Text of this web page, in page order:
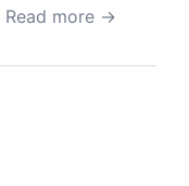
Read more →